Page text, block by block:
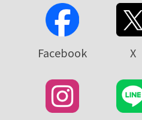
Facebook X